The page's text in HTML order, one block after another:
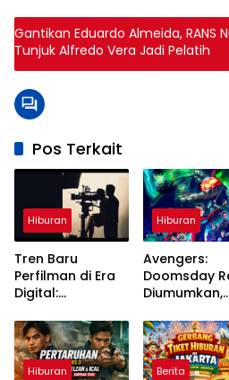
Gantikan Eduardo Almeida, RANS
Tunjuk Alfredo Vera Jadi Pelatih
Pos Terkait
Hiburan
Tren Baru
Perfilman di Era
Digital:
Teknologi, dan
Perubahan Cara
Menonton
Hiburan
Avengers:
Doomsday
Diumumkan,
Besar MCU
Segera
Hiburan Berita